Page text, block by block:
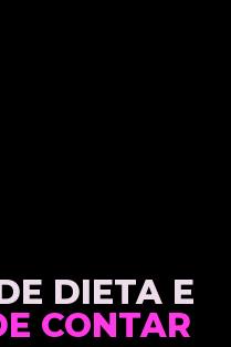
DIETA E
CONTAR